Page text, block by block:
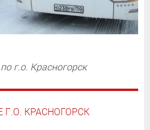
г.о. Красногорск
Г.О. КРАСНОГОРСК